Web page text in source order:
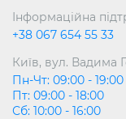
Інформаційна
+38 067 654 55 33
Київ, вул. Вадима
Пн-Чт: 09:00 - 19:00
Пт: 09:00 - 18:00
Сб: 10:00 - 16:00